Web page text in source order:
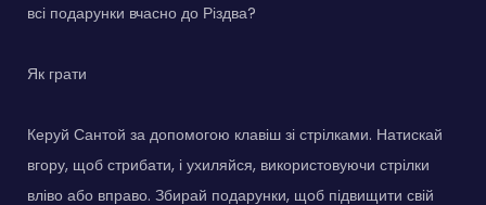
всі подарунки вчасно до Різдва?
Як грати
Керуй Сантой за допомогою клавіш зі стрілками. Натискай
вгору, щоб стрибати, і ухиляйся, використовуючи стрілки
вліво або вправо. Збирай подарунки, щоб підвищити свій